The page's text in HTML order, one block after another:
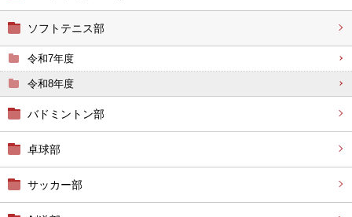
ソフトテニス部
令和7年度
令和8年度
バドミントン部
卓球部
サッカー部